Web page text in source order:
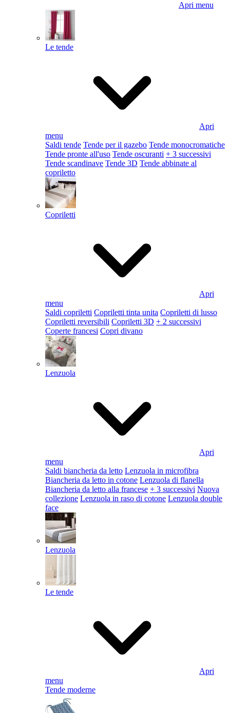
Apri menu
Le tende
Apri
menu
Saldi tende Tende per il gazebo Tende monocromatiche
Tende pronte all'uso Tende oscuranti + 3 successivi
Tende scandinave Tende 3D Tende abbinate al
copriletto
Copriletti
Apri
menu
Saldi copriletti Copriletti tinta unita Copriletti di lusso
Copriletti reversibili Copriletti 3D + 2 successivi
Coperte francesi Copri divano
Lenzuola
Apri
menu
Saldi biancheria da letto Lenzuola in microfibra
Biancheria da letto in cotone Lenzuola di flanella
Biancheria da letto alla francese + 3 successivi Nuova
collezione Lenzuola in raso di cotone Lenzuola double
face
Lenzuola
Le tende
Apri
menu
Tende moderne